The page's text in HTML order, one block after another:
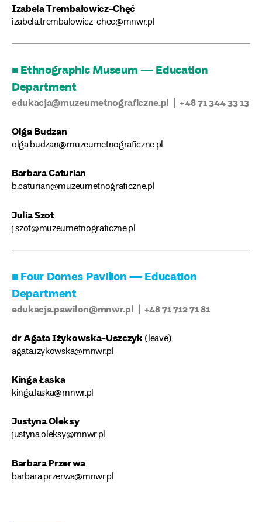
Izabela Trembałowicz-Chęć
izabela.trembalowicz-chec@mnwr.pl
■ Ethnographic Museum — Education
Department
edukacja@muzeumetnograficzne.pl | +48 71 344 33 13
Olga Budzan
olga.budzan@muzeumetnograficzne.pl
Barbara Caturian
b.caturian@muzeumetnograficzne.pl
Julia Szot
j.szot@muzeumetnograficzne.pl
■ Four Domes Pavilion — Education
Department
edukacja.pawilon@mnwr.pl | +48 71 712 71 81
dr Agata Iżykowska-Uszczyk(leave)
agata.izykowska@mnwr.pl
Kinga Łaska
kinga.laska@mnwr.pl
Justyna Oleksy
justyna.oleksy@mnwr.pl
Barbara Przerwa
barbara.przerwa@mnwr.pl